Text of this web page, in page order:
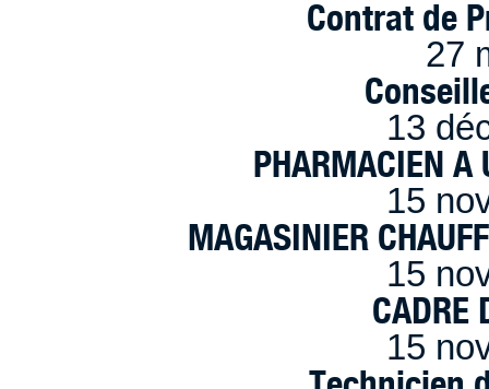
Contrat de
27
13
PHARMACIEN A
15
MAGASINIER
15
CADRE
15